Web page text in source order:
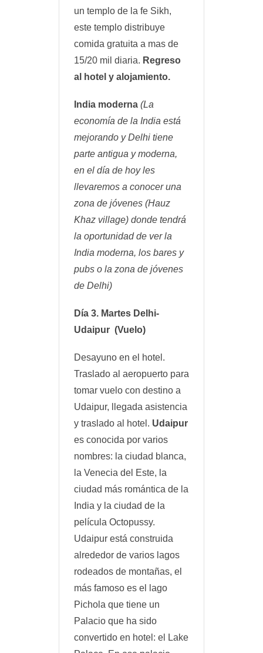
un templo de la fe Sikh,
este templo distribuye
comida gratuita a mas de
15/20 mil diaria. Regreso
al hotel y alojamiento.
India moderna (La
economía de la India está
mejorando y Delhi tiene
parte antigua y moderna,
en el día de hoy les
llevaremos a conocer una
zona de jóvenes (Hauz
Khaz village) donde tendrá
la oportunidad de ver la
India moderna, los bares y
pubs o la zona de jóvenes
de Delhi)
Día 3. Martes Delhi-
Udaipur (Vuelo)
Desayuno en el hotel.
Traslado al aeropuerto para
tomar vuelo con destino a
Udaipur, llegada asistencia
y traslado al hotel. Udaipur
es conocida por varios
nombres: la ciudad blanca,
la Venecia del Este, la
ciudad más romántica de la
India y la ciudad de la
película Octopussy.
Udaipur está construida
alrededor de varios lagos
rodeados de montañas, el
más famoso es el lago
Pichola que tiene un
Palacio que ha sido
convertido en hotel: el Lake